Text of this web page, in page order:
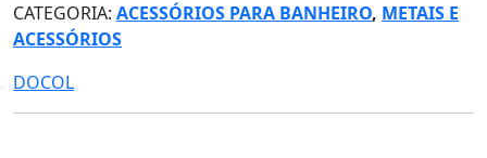
CATEGORIA: ACESSÓRIOS PARA BANHEIRO, METAIS E
ACESSÓRIOS
DOCOL